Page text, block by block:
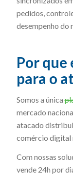
pedidos,
desempenho do
Por que
para o
Somos a única
mercado
atacado
comércio digital
Com nossas
vende 24h por